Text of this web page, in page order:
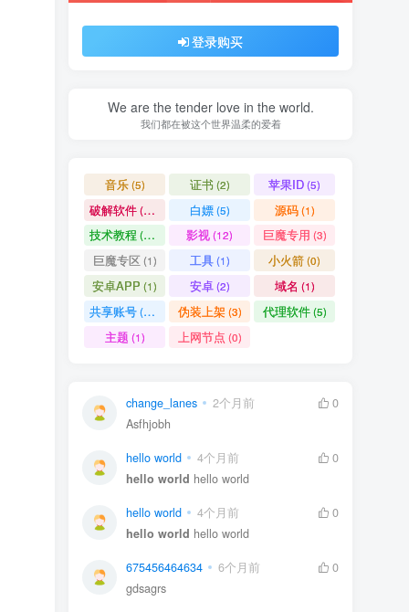
登录购买
We are the tender love in the world.
我们都在被这个世界温柔的爱着
音乐(5) 证书 (2) 苹果ID(5)
破解软件(11) 白嫖(5) 源码(1)
技术教程 (15) 影视(12) 巨魔专用 (3)
巨魔专区(1) 工具(1) 小火箭(0)
安卓APP (1) 安卓(2) 域名 (1)
共享账号(11) 伪装上架(3) 代理软件(5)
主题 (1) 上网节点 (0)
change_lanes 2个月前
0
Asfhjobh
hello world 4个月前
0
hello world hello world
hello world 4个月前
0
hello world hello world
675456464634 6个月前
0
gdsagrs